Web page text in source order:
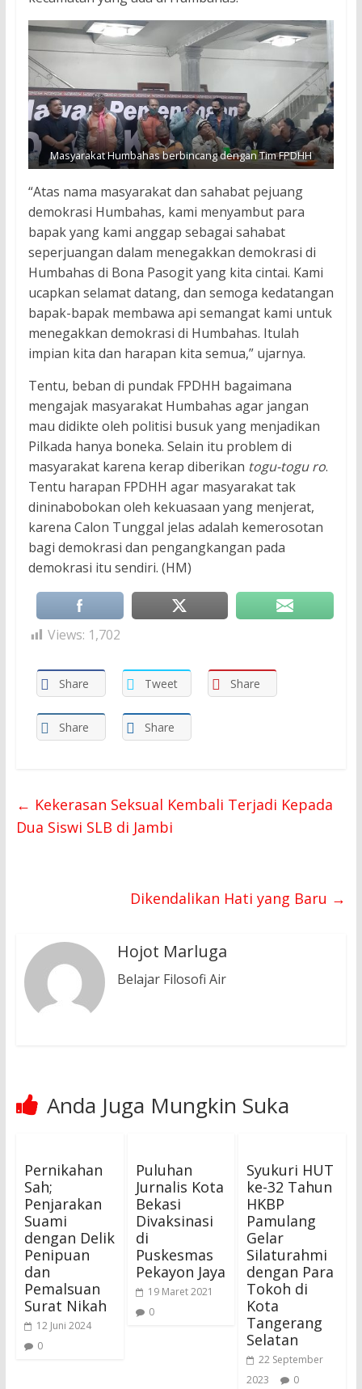
Masyarakat Humbahas berbincang dengan Tim FPDHH
“Atas nama masyarakat dan sahabat pejuang
demokrasi Humbahas, kami menyambut para
bapak yang kami anggap sebagai sahabat
seperjuangan dalam menegakkan demokrasi di
Humbahas di Bona Pasogit yang kita cintai. Kami
ucapkan selamat datang, dan semoga kedatangan
bapak-bapak membawa api semangat kami untuk
menegakkan demokrasi di Humbahas. Itulah
impian kita dan harapan kita semua,” ujarnya.
Tentu, beban di pundak FPDHH bagaimana
mengajak masyarakat Humbahas agar jangan
mau didikte oleh politisi busuk yang menjadikan
Pilkada hanya boneka. Selain itu problem di
masyarakat karena kerap diberikan togu-togu ro.
Tentu harapan FPDHH agar masyarakat tak
dininabobokan oleh kekuasaan yang menjerat,
karena Calon Tunggal jelas adalah kemerosotan
bagi demokrasi dan pengangkangan pada
demokrasi itu sendiri. (HM)
Views: 1,702
Share Tweet Share
Share Share
← Kekerasan Seksual Kembali Terjadi Kepada
Dua Siswi SLB di Jambi
Dikendalikan Hati yang Baru →
Hojot Marluga
Belajar Filosofi Air
Anda Juga Mungkin Suka
Pernikahan
Sah;
Penjarakan
Suami
dengan Delik
Penipuan
dan
Pemalsuan
Surat Nikah
12 Juni 2024
0
Puluhan
Jurnalis Kota
Bekasi
Divaksinasi
di
Puskesmas
Pekayon Jaya
19 Maret 2021
0
Syukuri HUT
ke-32 Tahun
HKBP
Pamulang
Gelar
Silaturahmi
dengan Para
Tokoh di
Kota
Tangerang
Selatan
22 September
2023
0